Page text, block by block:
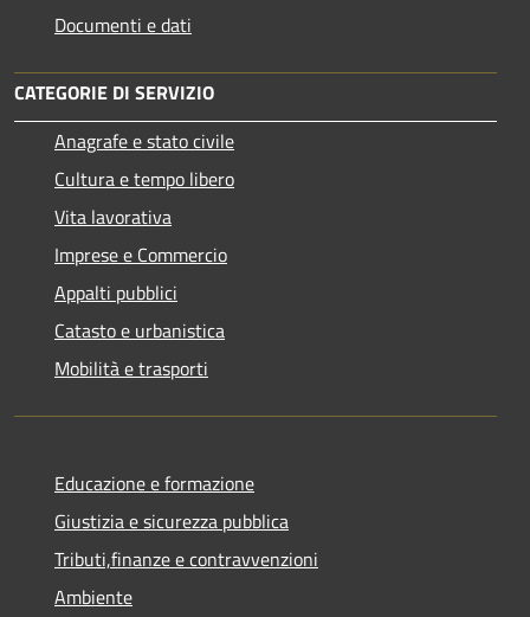
Documenti e dati
CATEGORIE DI SERVIZIO
Anagrafe e stato civile
Cultura e tempo libero
Vita lavorativa
Imprese e Commercio
Appalti pubblici
Catasto e urbanistica
Mobilità e trasporti
Educazione e formazione
Giustizia e sicurezza pubblica
Tributi,finanze e contravvenzioni
Ambiente